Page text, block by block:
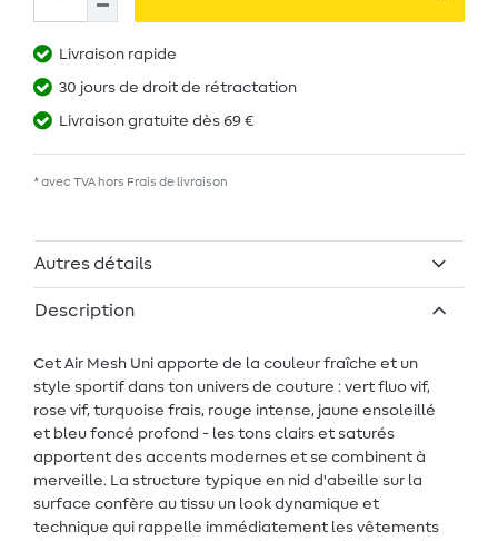
Livraison rapide
30 jours de droit de rétractation
Livraison gratuite dès 69 €
* avec TVA hors Frais de livraison
Autres détails
Description
Cet Air Mesh Uni apporte de la couleur fraîche et un
style sportif dans ton univers de couture : vert fluo vif,
rose vif, turquoise frais, rouge intense, jaune ensoleillé
et bleu foncé profond - les tons clairs et saturés
apportent des accents modernes et se combinent à
merveille. La structure typique en nid d'abeille sur la
surface confère au tissu un look dynamique et
technique qui rappelle immédiatement les vêtements